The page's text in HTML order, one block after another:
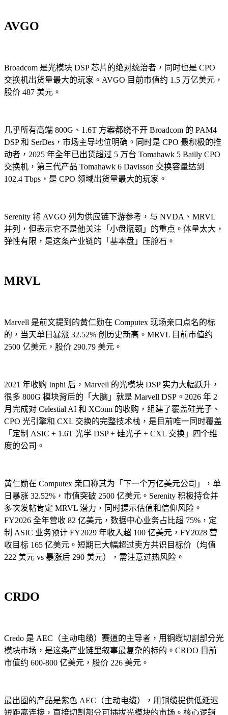
AVGO
Broadcom 是光模块 DSP 芯片的绝对统治者，同时也是 CPO
交换机出货量最大的玩家。AVGO 目前市值约 1.5 万亿美元，
股价 487 美元。
几乎所有高端 800G、1.6T 方案都绕不开 Broadcom 的 PAM4
DSP 和 SerDes，市场主导地位明确。同时是 CPO 最积极的推
动者，2025 年全年已出货超过 5 万台 Tomahawk 5 Bailly CPO
交换机，第三代产品 Tomahawk 6 Davisson 交换容量达到
102.4 Tbps，是 CPO 领域出货量最大的玩家。
Serenity 将 AVGO 列为供应链下游参考，与 NVDA、MRVL
并列，但表示它不是他关注「小盘瓶颈」的重点。体量太大，
弹性有限，是这条产业链的「基本盘」压舱石。
MRVL
Marvell 是前文提到的黄仁勋在 Computex 现场亲口点名的标
的，当天单日暴涨 32.52% 创历史新高。MRVL 目前市值约
2500 亿美元，股价 290.79 美元。
2021 年收购 Inphi 后，Marvell 的光模块 DSP 实力大幅跃升，
很多 800G 模块背后的「大脑」就是 Marvell DSP。2026 年 2
月完成对 Celestial AI 和 XConn 的收购，组建了覆盖硅光子、
CPO 光引擎和 CXL 交换的完整技术栈，是目前唯一同时覆盖
「定制 ASIC + 1.6T 光学 DSP + 硅光子 + CXL 交换」四个维
度的公司。
黄仁勋在 Computex 亲口称其为「下一个万亿美元公司」，单
日暴涨 32.52%，市值突破 2500 亿美元。Serenity 积极持仓并
多次发帖肯定 MRVL 潜力，同时提示估值和信仰风险。
FY2026 全年营收 82 亿美元，数据中心业务占比超 75%，定
制 ASIC 业务预计 FY2029 年收入超 100 亿美元，FY2028 营
收目标 165 亿美元。短期已大幅超过卖方共识目标价（均值
222 美元 vs 暴涨后 290 美元），需注意过热风险。
CRDO
Credo 是 AEC（主动电缆）赛道的主导者，用铜缆切割部分光
模块市场，是这条产业链里叙事最复杂的标的。CRDO 目前
市值约 600-800 亿美元，股价 226 美元。
最出圈的产品是紫色 AEC（主动电缆），用铜缆提供低延迟
短距离连接，直接切割部分可插拔光模块的市场。核心逻辑